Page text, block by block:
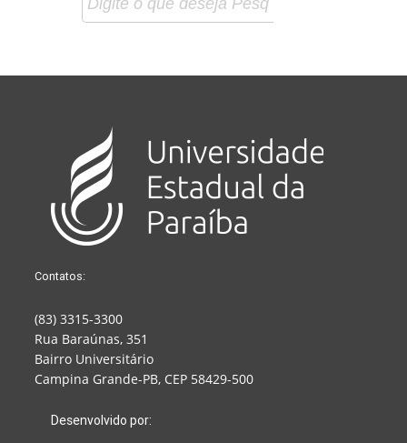
Contatos:
(83) 3315-3300
Rua Baraúnas, 351
Bairro Universitário
Campina Grande-PB, CEP 58429-500
Desenvolvido por: